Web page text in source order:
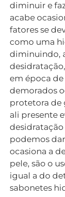
diminuir e
acabe
fatores se
como uma
diminuindo,
em época
demorados
protetora de
ali presente
podemos
ocasiona a
pele, são o
igual a do
sabonetes